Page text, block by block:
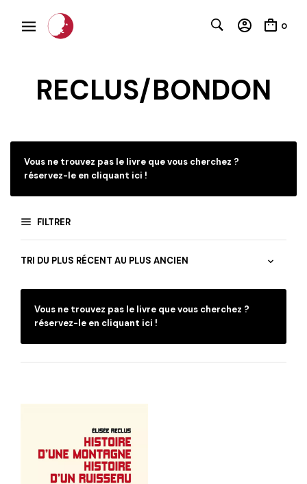
0
RECLUS/BONDON
Vous ne trouvez pas le livre que vous cherchez ?
réservez-le en cliquant ici !
FILTRER
Vous ne trouvez pas le livre que vous cherchez ?
réservez-le en cliquant ici !